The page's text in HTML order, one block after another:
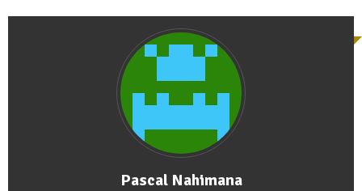
Pascal Nahimana